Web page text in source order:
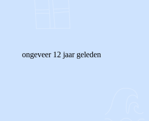
ongeveer 12 jaar geleden